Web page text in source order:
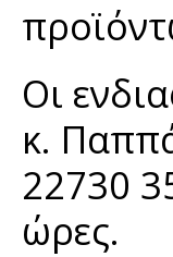
Οι
κ.
22730
ώρες.